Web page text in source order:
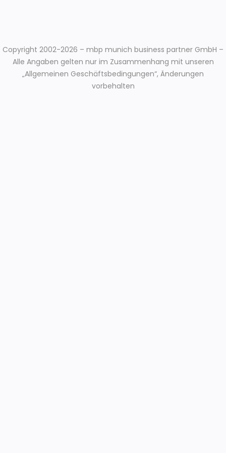
Copyright 2002-2026 – mbp munich business partner GmbH –
Alle Angaben gelten nur im Zusammenhang mit unseren
„Allgemeinen Geschäftsbedingungen“, Änderungen
vorbehalten